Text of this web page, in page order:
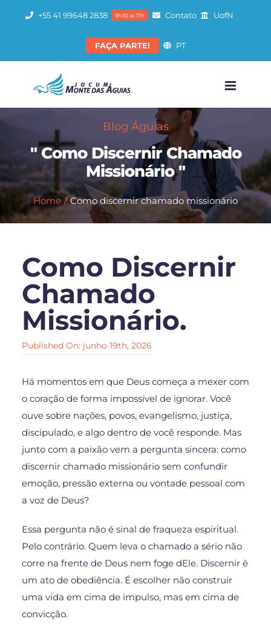
conteúdo
+55 41 99648 2838 9h30 às 17h Contato UofN
FAÇA PARTE! PT
Blog Águias
" Como Discernir Chamado
Missionário "
Home Como discernir chamado missionário
Como Discernir
Chamado
Missionário.
Published On: junho 19th, 2026
Há momentos em que Deus começa a mexer com
o coração de forma impossível de ignorar. Você
ouve sobre nações, povos, evangelismo, justiça,
discipulado, e algo dentro de você responde. Mas
junto com a paixão vem a pergunta sincera: como
discernir chamado missionário sem confundir
emoção, pressão externa ou vontade pessoal com
a voz de Deus?
Essa pergunta não é sinal de fraqueza espiritual.
Pelo contrário. Quem leva o chamado a sério não
corre na frente de Deus nem foge dEle. Discernir é
um ato de obediência. É escolher não construir
uma vida em cima de impulso, mas em cima de
convicção.